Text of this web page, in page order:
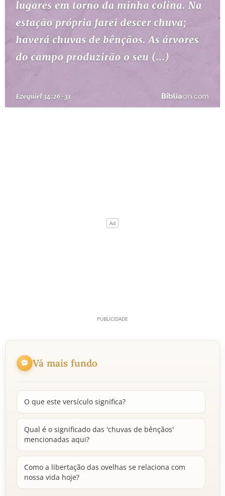
Vá mais fundo
O que este versículo significa?
Qual é o significado das 'chuvas de bênçãos'
mencionadas aqui?
Como a libertação das ovelhas se relaciona com
nossa vida hoje?